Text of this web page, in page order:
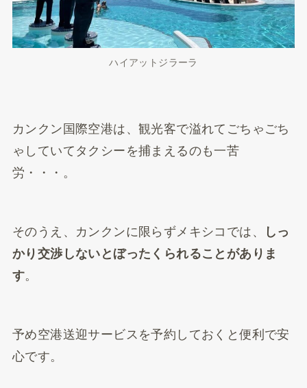
ハイアットジラーラ
カンクン国際空港は、観光客で溢れてごちゃごち
ゃしていてタクシーを捕まえるのも一苦
労・・・。
そのうえ、カンクンに限らずメキシコでは、
しっ
かり交渉しないとぼったくられることがありま
す。
予め空港送迎サービスを予約しておくと便利で安
心です。